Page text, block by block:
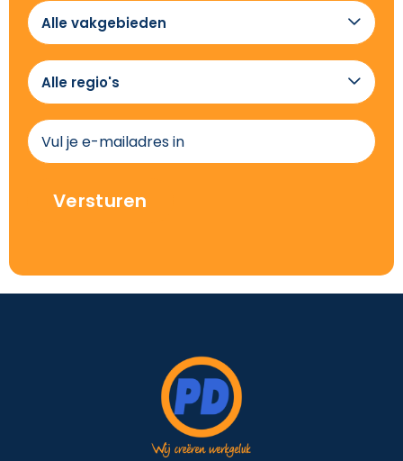
Alle
vakgebieden

Alle
regio's
(Vereist)

E-
mailadres
Versturen